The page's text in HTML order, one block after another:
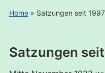
Home» Satzungen seit 1997
Satzungen